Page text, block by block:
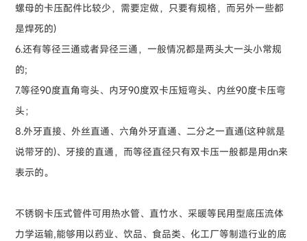
螺母的卡压配件比较少，需要定做，只要有规格，而另外一些都
是焊死的)
6.还有等径三通或者异径三通，一般情况都是两头大一头小常规
的;
7.等径90度直角弯头、内牙90度双卡压短弯头、内丝90度卡压弯
头；
8.外牙直接、外丝直通、六角外牙直通、二分之一直通(这种就是
说带牙的)、牙接的直通，而等径直径只有双卡压一般都是用dn来
表示的。
不锈钢卡压式管件可用热水管、直竹水、采暖等民用型底压流体
力学运输,能够用以药业、饮品、食品类、化工厂等制造行业的底